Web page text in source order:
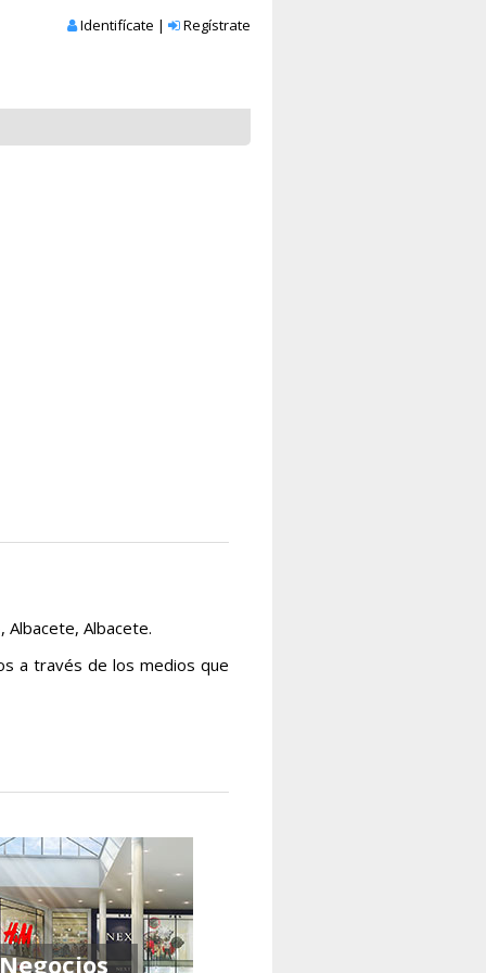
Identifícate | Regístrate
Albacete.
a través de los medios que
Negocios